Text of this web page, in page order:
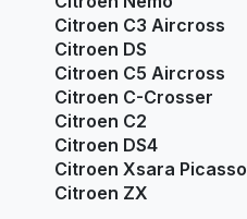
Citroen C3 Aircross
Citroen DS
Citroen C5 Aircross
Citroen C-Crosser
Citroen C2
Citroen DS4
Citroen Xsara Picasso
Citroen ZX